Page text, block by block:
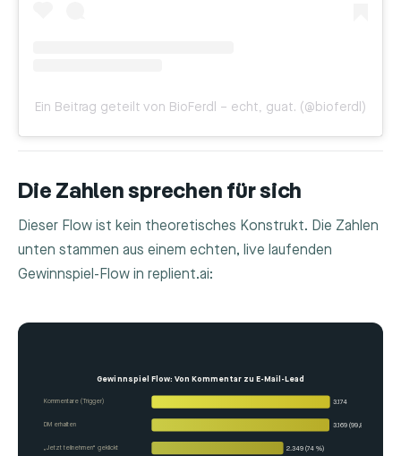
Ein Beitrag geteilt von BioFerdl – echt, guat. (@bioferdl)
Die Zahlen sprechen für sich
Dieser Flow ist kein theoretisches Konstrukt. Die Zahlen
unten stammen aus einem echten, live laufenden
Gewinnspiel-Flow in replient.ai:
Gewinnspiel Flow: Von Kommentar zu E-Mail-Lead
Kommentare (Trigger) 3.174
DM erhalten 3.169 (99,8 %)
„Jetzt teilnehmen“ geklickt 2.349 (74 %)